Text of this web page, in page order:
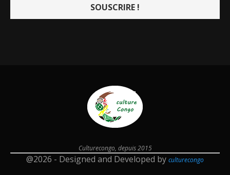
Culturecongo, depuis 2015
@2026 - Designed and Developed by culturecongo